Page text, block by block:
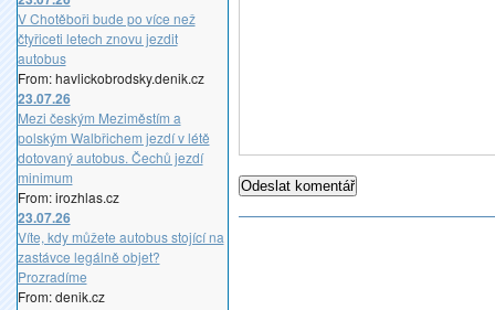
V Chotěboři bude po více než
čtyřiceti letech znovu jezdit
autobus
From: havlickobrodsky.denik.cz
23.07.26
Mezi českým Meziměstím a
polským Walbřichem jezdí v létě
dotovaný autobus. Čechů jezdí
minimum
From: irozhlas.cz
23.07.26
Víte, kdy můžete autobus stojící na
zastávce legálně objet?
Prozradíme
From: denik.cz